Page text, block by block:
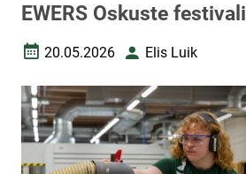
EWERS Oskuste festivalil
Loomise kuupäev
20.05.2026 AutorElis Luik